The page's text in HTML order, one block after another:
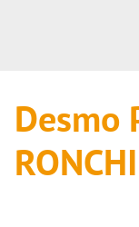
Desmo